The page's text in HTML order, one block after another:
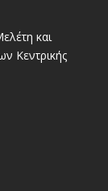
και
Κεντρικής